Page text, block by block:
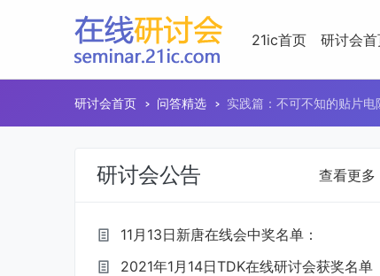
21ic首页 研讨会
研讨会首页 问答精选 实践篇：不可不知的贴片电
研讨会公告 查看更多
11月13日新唐在线会中奖名单：
2021年1月14日TDK在线研讨会获奖名单